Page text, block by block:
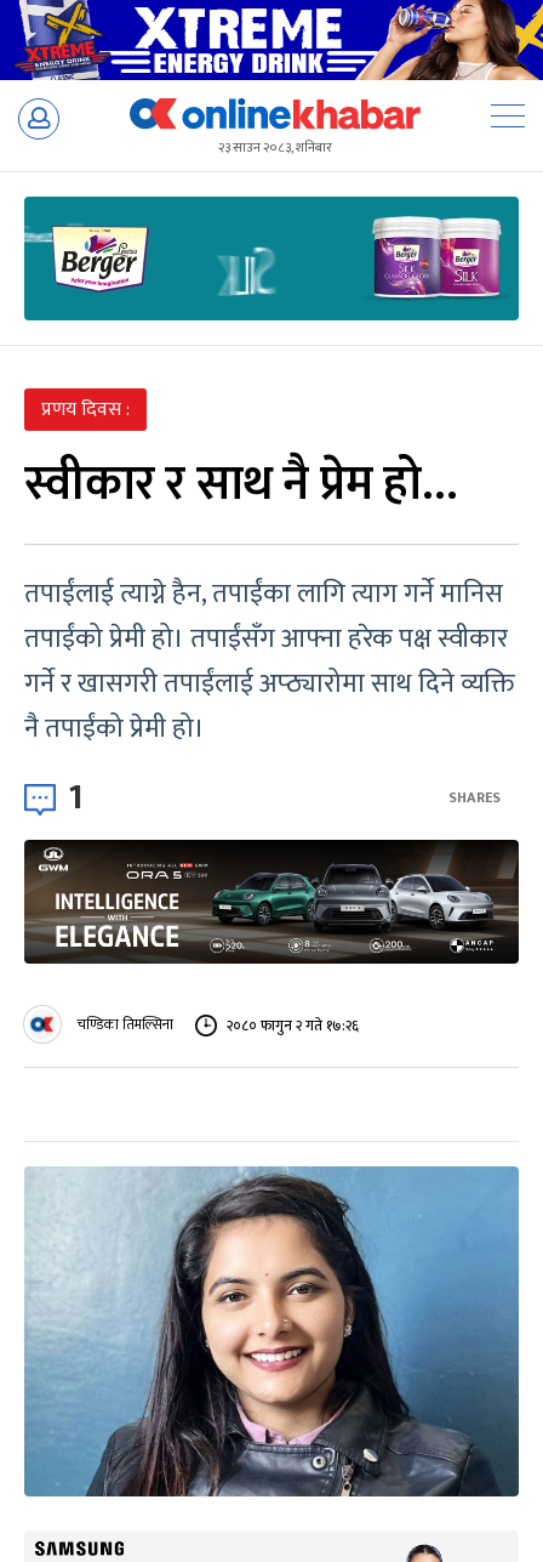
Skip
२३ साउन २०८३, शनिबार
प्रणय दिवस :
स्वीकार र साथ नै प्रेम हो…
तपाईंलाई त्याग्ने हैन, तपाईंका लागि त्याग गर्ने मानिस
तपाईंको प्रेमी हो। तपाईंसँग आफ्ना हरेक पक्ष स्वीकार
गर्ने र खासगरी तपाईंलाई अप्ठ्यारोमा साथ दिने व्यक्ति
नै तपाईंको प्रेमी हो।
1 SHARES
चण्डिका तिमल्सिना २०८० फागुन २ गते १७:२६